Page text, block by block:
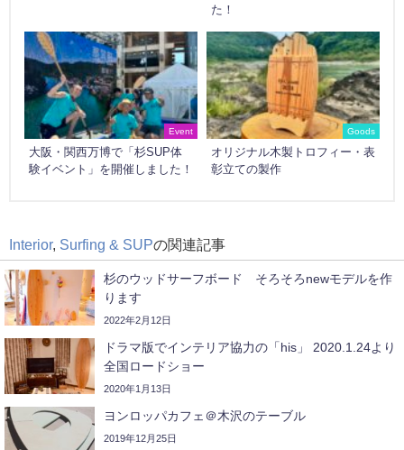
た！
Event
大阪・関西万博で「杉SUP体
験イベント」を開催しました！
Goods
オリジナル木製トロフィー・表
彰立ての製作
Interior, Surfing & SUPの関連記事
杉のウッドサーフボード そろそろnewモデルを作
ります
2022年2月12日
ドラマ版でインテリア協力の「his」 2020.1.24より
全国ロードショー
2020年1月13日
ヨンロッパカフェ＠木沢のテーブル
2019年12月25日